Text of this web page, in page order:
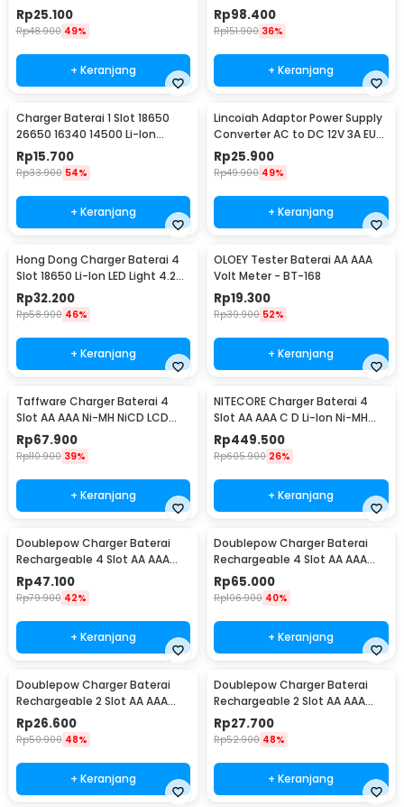
Li-Ion LED - BH-042100-02U
Rp25.100
Rp48.900 49%
+ Keranjang
Charging LCD - C905W
Rp98.400
Rp151.900 36%
+ Keranjang
Charger Baterai 1 Slot 18650
26650 16340 14500 Li-Ion
Spring Strip - NK-205
Rp15.700
Rp33.900 54%
+ Keranjang
Lincoiah Adaptor Power Supply
Converter AC to DC 12V 3A EU
Plug - 1230
Rp25.900
Rp49.900 49%
+ Keranjang
Hong Dong Charger Baterai 4
Slot 18650 Li-Ion LED Light 4.2V
1200mA - MS-404A
Rp32.200
Rp58.900 46%
+ Keranjang
OLOEY Tester Baterai AA AAA
Volt Meter - BT-168
Rp19.300
Rp39.900 52%
+ Keranjang
Taffware Charger Baterai 4
Slot AA AAA Ni-MH NiCD LCD
Display - C903W
Rp67.900
Rp110.900 39%
+ Keranjang
NITECORE Charger Baterai 4
Slot AA AAA C D Li-Ion Ni-MH
LCD Display - UM4
Rp449.500
Rp605.900 26%
+ Keranjang
Doublepow Charger Baterai
Rechargeable 4 Slot AA AAA
with AA 4 PCS - DP-B02
Rp47.100
Rp79.900 42%
+ Keranjang
Doublepow Charger Baterai
Rechargeable 4 Slot AA AAA
with AAA 4 PCS - DP-B02
Rp65.000
Rp106.900 40%
+ Keranjang
Doublepow Charger Baterai
Rechargeable 2 Slot AA AAA
with AAA 2 PCS - DP-B01
Rp26.600
Rp50.900 48%
+ Keranjang
Doublepow Charger Baterai
Rechargeable 2 Slot AA AAA
with AA 2 PCS - DP-B01 1200
Rp27.700
Rp52.900 48%
+ Keranjang